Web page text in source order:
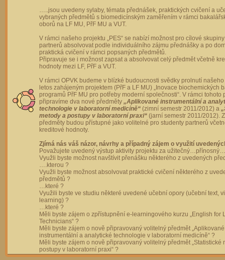
…..jsou uvedeny sylaby, témata přednášek, praktických cvičení a
vybraných předmětů s biomedicínským zaměřením v rámci
oborů na LF MU, PřF MU a VUT.
V rámci našeho projektu „PES“ se nabízí možnost pro cílové
partnerů absolvovat podle individuálního zájmu přednášky a po
praktická cvičení v rámci popsaných předmětů.
Připravuje se i možnost zapsat a absolvovat celý předmět včetně
hodnoty mezi LF, PřF a VUT.
V rámci OPVK budeme v blízké budoucnosti svědky prolnutí
letos zahájeným projektem (PřF a LF MU) „Inovace biochemických
programů PřF MU pro potřeby moderní společnosti“. V rámci tohoto
připravíme dva nové předměty „Aplikované instrumentální a
technologie v laboratorní medicíně“ (zimní semestr 2011/2012) a
metody a postupy v laboratorní praxi“ (jarní semestr 2011/2012).
předměty budou přístupné jako volitelné pro studenty partnerů
kreditové hodnoty.
Zjímá nás váš názor, návrhy a případný zájem o využití
Považujete uvedený výstup aktivity projektu za
Využli byste možnost navštívit přenášku některého z uvedených
….kterou ?
Využli byste možnost absolvovat praktické cvičení některého z
předmětů ?
…které ?
Využili byste ve studiu některé uvedené učební opory (učební text,
learning) ?
…které ?
Měli byste zájem o zpřístupnění e-learningového kurzu „English for
Technicians“ ?
Měli byste zájem o nově připravovaný volitelný předmět „Aplikované
instrumentální a analytické technologie v laboratorní medicíně“ ?
Měli byste zájem o nově připravovaný volitelný předmět „Statistické
postupy v laboratorní praxi“ ?